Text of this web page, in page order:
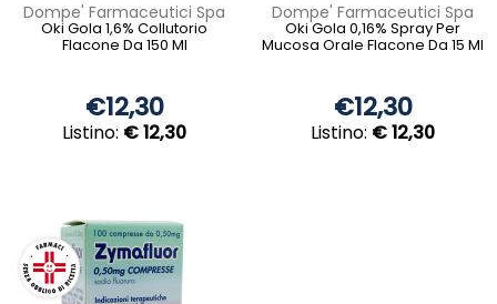
Dompe' Farmaceutici Spa
Oki Gola 1,6% Collutorio
Flacone Da 150 Ml
€12,30
Listino: € 12,30
Dompe' Farmaceutici Spa
Oki Gola 0,16% Spray Per
Mucosa Orale Flacone Da 15 Ml
€12,30
Listino: € 12,30